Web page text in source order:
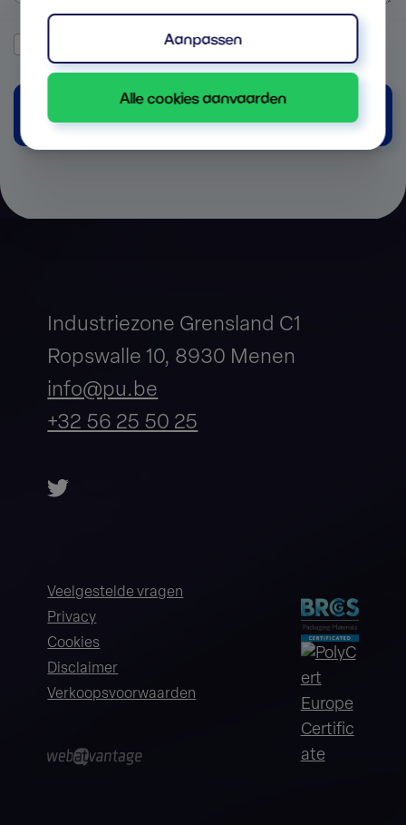
Ik ga akkoord met deprivacybeleid
Industriezone Grensland C1
Ropswalle 10, 8930 Menen
info@pu.be
+32 56 25 50 25
Veelgestelde vragen
Privacy
Cookies
Disclaimer
Verkoopsvoorwaarden
Aanpassen
Alle cookies aanvaarden